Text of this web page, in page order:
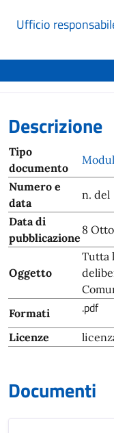
Ufficio
Descrizione
Tipo
documento
Numero e
data
n. del
Data di
pubblicazione
8
Oggetto
Tutta
Formati
.pdf
Licenze
Documenti